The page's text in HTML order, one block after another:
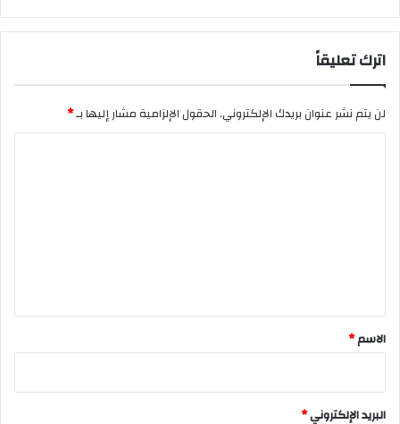
اترك تعليقاً
لن يتم نشر عنوان بريدك الإلكتروني.الحقول الإلزامية مشار إليها بـ*
*
الاسم*
البريد الإلكتروني*